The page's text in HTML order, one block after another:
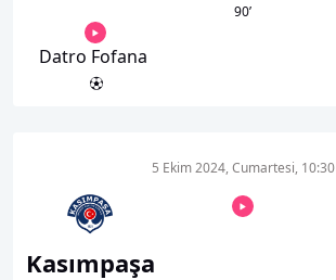
90’
Datro Fofana
Kasımpaşa
5 Ekim 2024, Cumartesi, 10:30